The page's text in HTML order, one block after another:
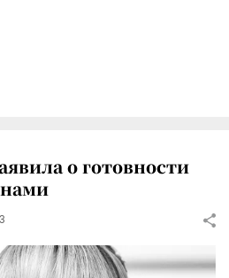
о готовности